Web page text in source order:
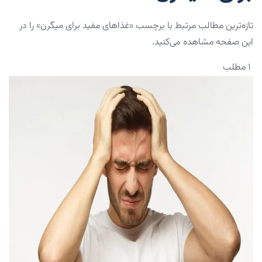
تازه‌ترین مطالب مرتبط با برچسب «غذاهای مفید برای میگرن» را در
این صفحه مشاهده می‌کنید.
۱ مطلب